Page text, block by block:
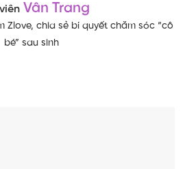
Vân Trang
Zlove, chia sẻ bí quyết chăm sóc “cô
bé” sau sinh